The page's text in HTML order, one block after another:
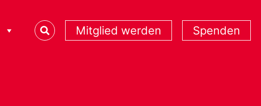
Mitglied werden Spenden